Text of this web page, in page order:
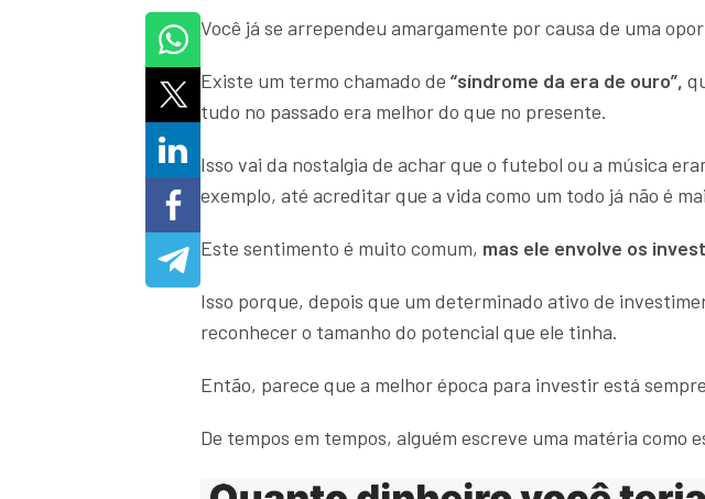
Você já se arrependeu amargamente por causa de uma
Existe um termo chamado de “síndrome da era de ouro”,
tudo no passado era melhor do que no presente.
Isso vai da nostalgia de achar que o futebol ou a música
exemplo, até acreditar que a vida como um todo já não é
Este sentimento é muito comum, mas ele envolve os
Isso porque, depois que um determinado ativo de
reconhecer o tamanho do potencial que ele tinha.
Então, parece que a melhor época para investir está
De tempos em tempos, alguém escreve uma matéria como